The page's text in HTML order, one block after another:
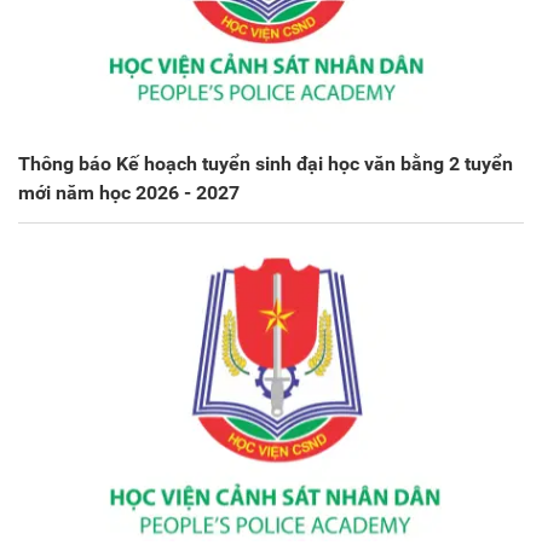
Thông báo Kế hoạch tuyển sinh đại học văn bằng 2 tuyển
mới năm học 2026 - 2027